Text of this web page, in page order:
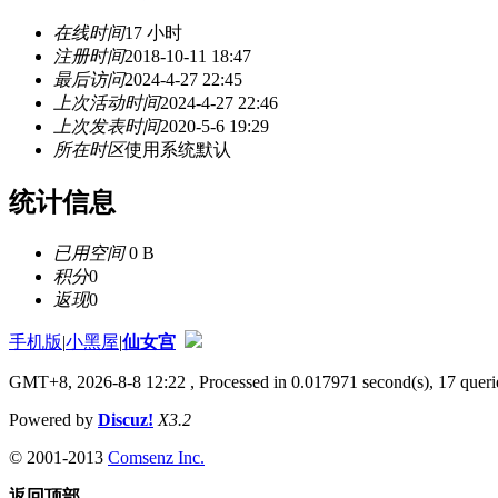
在线时间17 小时
注册时间2018-10-11 18:47
最后访问2024-4-27 22:45
上次活动时间2024-4-27 22:46
上次发表时间2020-5-6 19:29
所在时区使用系统默认
统计信息
已用空间0 B
积分0
返现0
手机版|小黑屋|仙女宫
GMT+8, 2026-8-8 12:22 , Processed in 0.017971 second(s), 17
Powered by Discuz! X3.2
© 2001-2013 Comsenz Inc.